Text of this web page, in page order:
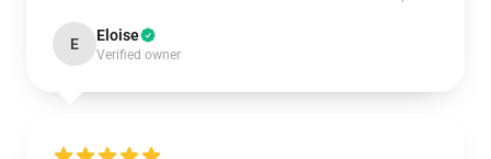
E Eloise
Verified owner